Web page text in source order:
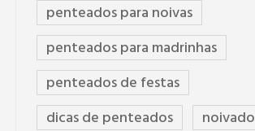
penteados para noivas
penteados para madrinhas
penteados de festas
dicas de penteados
noivado